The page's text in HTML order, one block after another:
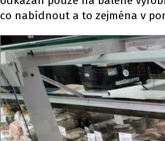
co nabídnout a to zejména v